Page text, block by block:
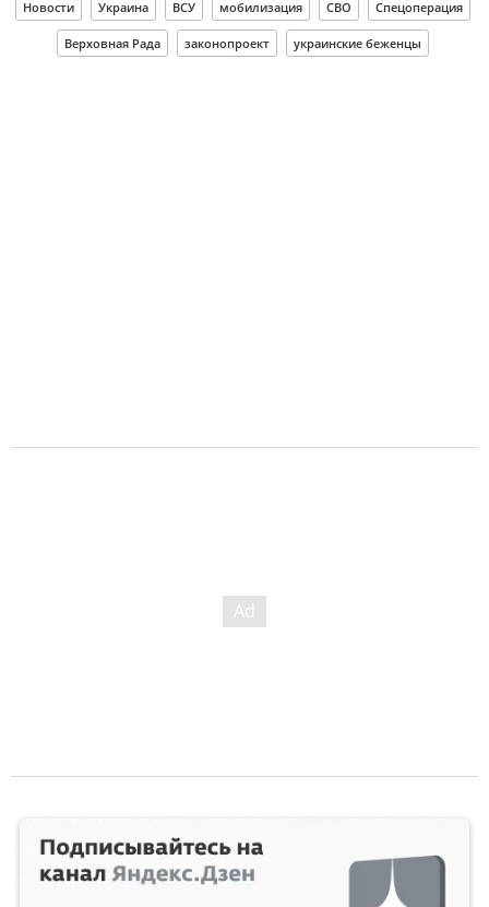
Новости Украина ВСУ мобилизация СВО Спецоперация
Верховная Рада законопроект украинские беженцы